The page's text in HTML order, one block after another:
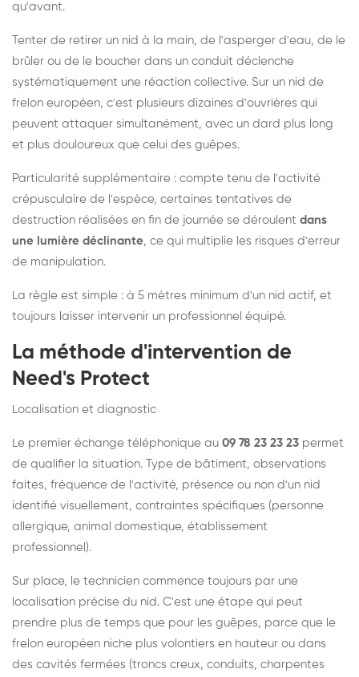
qu'avant.
Tenter de retirer un nid à la main, de l'asperger d'eau, de le
brûler ou de le boucher dans un conduit déclenche
systématiquement une réaction collective. Sur un nid de
frelon européen, c'est plusieurs dizaines d'ouvrières qui
peuvent attaquer simultanément, avec un dard plus long
et plus douloureux que celui des guêpes.
Particularité supplémentaire : compte tenu de l'activité
crépusculaire de l'espèce, certaines tentatives de
destruction réalisées en fin de journée se déroulent dans
une lumière déclinante, ce qui multiplie les risques d'erreur
de manipulation.
La règle est simple : à 5 mètres minimum d'un nid actif, et
toujours laisser intervenir un professionnel équipé.
La méthode d'intervention de
Need's Protect
Localisation et diagnostic
Le premier échange téléphonique au 09 78 23 23 23 permet
de qualifier la situation. Type de bâtiment, observations
faites, fréquence de l'activité, présence ou non d'un nid
identifié visuellement, contraintes spécifiques (personne
allergique, animal domestique, établissement
professionnel).
Sur place, le technicien commence toujours par une
localisation précise du nid. C'est une étape qui peut
prendre plus de temps que pour les guêpes, parce que le
frelon européen niche plus volontiers en hauteur ou dans
des cavités fermées (troncs creux, conduits, charpentes